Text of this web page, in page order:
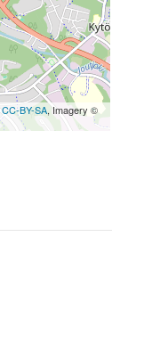
CC-BY-SA, Imagery ©